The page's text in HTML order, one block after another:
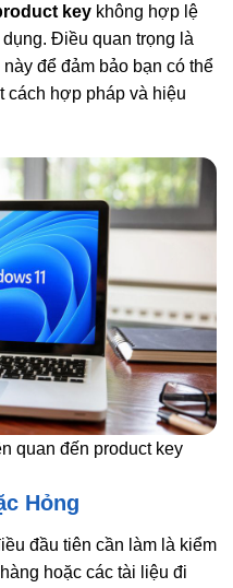
key không hợp lệ
Điều quan trọng là
để đảm bảo bạn có thể
cách hợp pháp và hiệu
quan đến product key
Hỏng
đầu tiên cần làm là kiểm
hoặc các tài liệu đi